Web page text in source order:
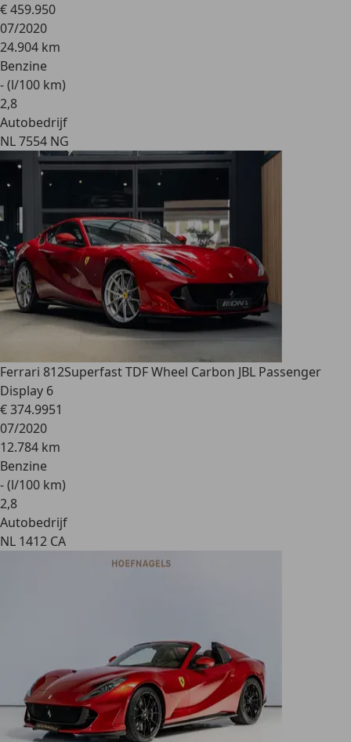
€ 459.950
07/2020
24.904 km
Benzine
- (l/100 km)
2,8
Autobedrijf
NL 7554 NG
Ferrari 812Superfast TDF Wheel Carbon JBL Passenger
Display 6
€ 374.9951
07/2020
12.784 km
Benzine
- (l/100 km)
2,8
Autobedrijf
NL 1412 CA